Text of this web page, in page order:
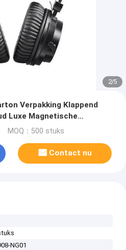
2/5
Verpakking Klappend
Luxe Magnetische
Sluiting
MOQ：500 stuks
Contact nu
NG01